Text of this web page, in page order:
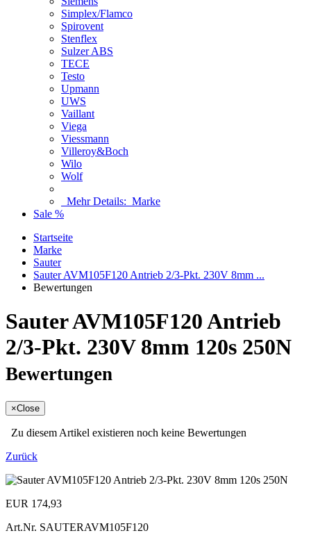
Simplex/Flamco
Spirovent
Stenflex
Sulzer ABS
TECE
Testo
Upmann
UWS
Vaillant
Viega
Viessmann
Villeroy&Boch
Wilo
Wolf
Mehr Details: Marke
Sale %
Startseite
Marke
Sauter
Sauter AVM105F120 Antrieb 2/3-Pkt. 230V 8mm ...
Bewertungen
Sauter AVM105F120 Antrieb
2/3-Pkt. 230V 8mm 120s 250N
Bewertungen
×Close
Zu diesem Artikel existieren noch keine Bewertungen
Zurück
EUR 174,93
Art.Nr. SAUTERAVM105F120